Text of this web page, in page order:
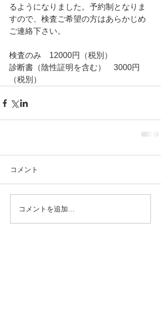
るようになりました。予約制となりま
すので、検査ご希望の方はあらかじめ
ご連絡下さい。
検査のみ　12000円（税別）
診断書（陰性証明を含む）　3000円
（税別）
コメント
コメントを追加…